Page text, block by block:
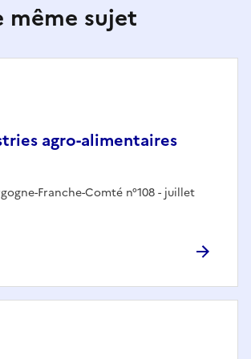
même sujet
agro-alimentaires
Franche-Comté n°108 - juillet